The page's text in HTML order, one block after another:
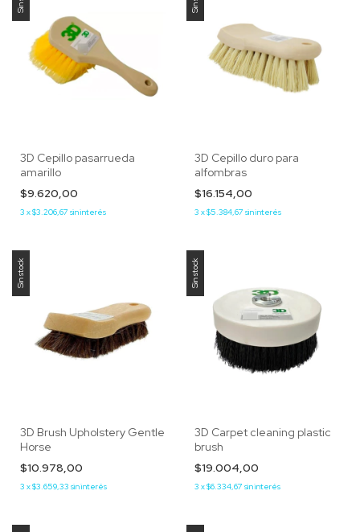
3D Cepillo pasarrueda
amarillo
$9.620,00
3 x$3.206,67 sin interés
3D Cepillo duro para
alfombras
$16.154,00
3 x$5.384,67 sin interés
Sin stock
3D Brush Upholstery Gentle
Horse
$10.978,00
3 x$3.659,33 sin interés
Sin stock
3D Carpet cleaning plastic
brush
$19.004,00
3 x$6.334,67 sin interés